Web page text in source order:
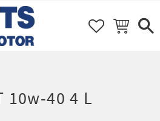
FAVORITER
KUNDVAGN
10w-40 4 L